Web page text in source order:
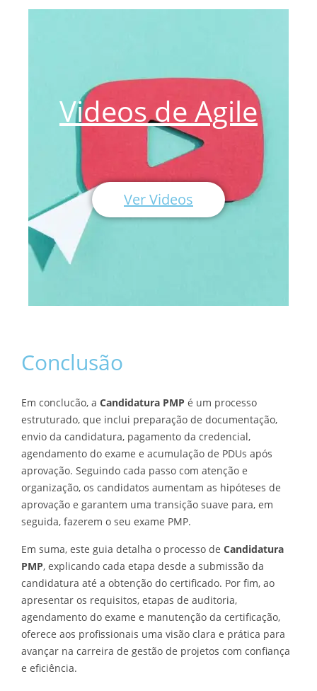
Videos de Agile
Ver Videos
Conclusão
Em conclucão, a Candidatura PMP é um processo
estruturado, que inclui preparação de documentação,
envio da candidatura, pagamento da credencial,
agendamento do exame e acumulação de PDUs após
aprovação. Seguindo cada passo com atenção e
organização, os candidatos aumentam as hipóteses de
aprovação e garantem uma transição suave para, em
seguida, fazerem o seu exame PMP.
Em suma, este guia detalha o processo de Candidatura
PMP, explicando cada etapa desde a submissão da
candidatura até a obtenção do certificado. Por fim, ao
apresentar os requisitos, etapas de auditoria,
agendamento do exame e manutenção da certificação,
oferece aos profissionais uma visão clara e prática para
avançar na carreira de gestão de projetos com confiança
e eficiência.